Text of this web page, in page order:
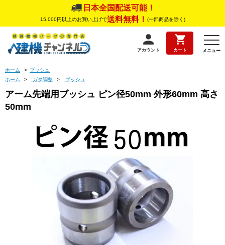
日本全国配送可能！
15,000円以上のお買い上げで送料無料！ (一部商品を除く)
アカウント カート メニュー
ホーム > ブッシュ
ホーム
> ガタ調整 > ブッシュ
アーム先端用ブッシュ ピン径50mm 外形60mm 高さ
50mm